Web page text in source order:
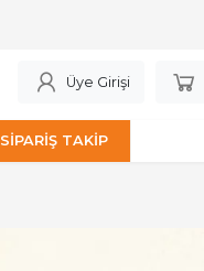
Üye Girişi
SİPARİŞ TAKİP